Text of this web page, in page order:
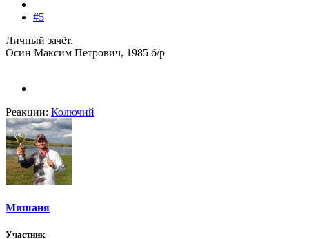
#5
Личный зачёт.
Осин Максим Петрович, 1985 б/р
Реакции: Колючий
Мишаня
Участник